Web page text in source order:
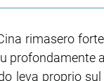
rimasero
profondamente
leva proprio